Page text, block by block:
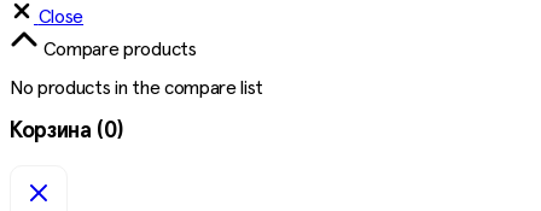
Close
Compare products
No products in the compare list
Корзина (0)